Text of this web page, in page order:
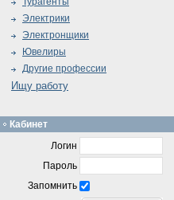
Электрики
Электронщики
Ювелиры
Другие профессии
Ищу работу
Кабинет
Логин
Пароль
Запомнить